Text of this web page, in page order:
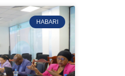
HABARI